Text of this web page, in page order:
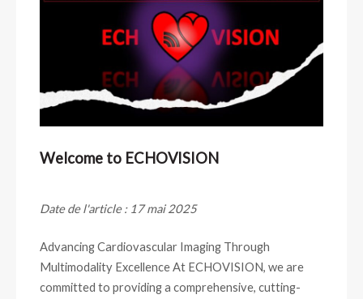
Welcome to ECHOVISION
Date de l'article : 17 mai 2025
Advancing Cardiovascular Imaging Through
Multimodality Excellence At ECHOVISION, we are
committed to providing a comprehensive, cutting-